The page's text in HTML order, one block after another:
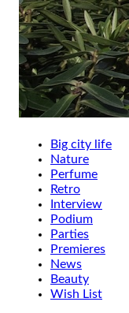
Big city life
Nature
Perfume
Retro
Interview
Podium
Parties
Premieres
News
Beauty
Wish List